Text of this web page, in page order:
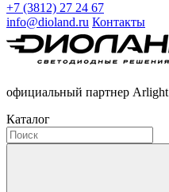
+7 (3812) 27 24 67
info@dioland.ru Контакты
официальный партнер Arlight
Каталог